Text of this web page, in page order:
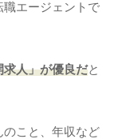
職エージェントで
求人」が優良だと
のこと、年収など